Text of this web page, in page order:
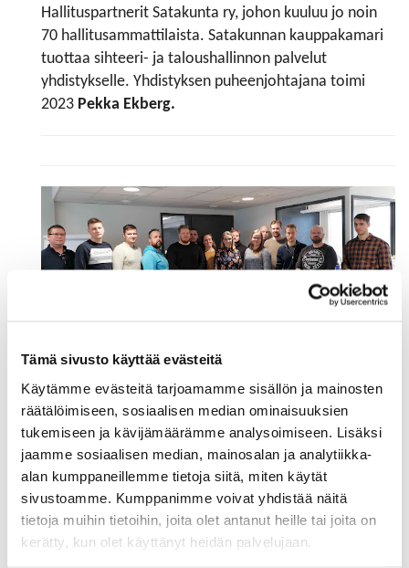
Tämä sivusto käyttää evästeitä
Käytämme evästeitä tarjoamamme sisällön ja mainosten
räätälöimiseen, sosiaalisen median ominaisuuksien
tukemiseen ja kävijämäärämme analysoimiseen. Lisäksi
jaamme sosiaalisen median, mainosalan ja analytiikka-
alan kumppaneillemme tietoja siitä, miten käytät
sivustoamme. Kumppanimme voivat yhdistää näitä
tietoja muihin tietoihin, joita olet antanut heille tai joita on
kerätty, kun olet käyttänyt heidän palvelujaan.
Hallituspartnerit Satakunta ry, johon kuuluu jo noin
70 hallitusammattilaista. Satakunnan kauppakamari
tuottaa sihteeri- ja taloushallinnon palvelut
yhdistykselle. Yhdistyksen puheenjohtajana toimi
2023 Pekka Ekberg.
Satakunta Business Campus on jo yli 20 kertaa
järjestänyt laadukkaan valmennusohjelman
esihenkilöille, jossa keskitytään esihenkilötehtävän
moniin osaamisiin, kuten vuorovaikutukseen,
ryhmädynamiikkaan, muutoksen ja osaamisen
johtamiseen, talouden ymmärtämiseen,
työlainsäädäntöön ja coachauksen menetelmiin.
Satakunta Business Campus 2023